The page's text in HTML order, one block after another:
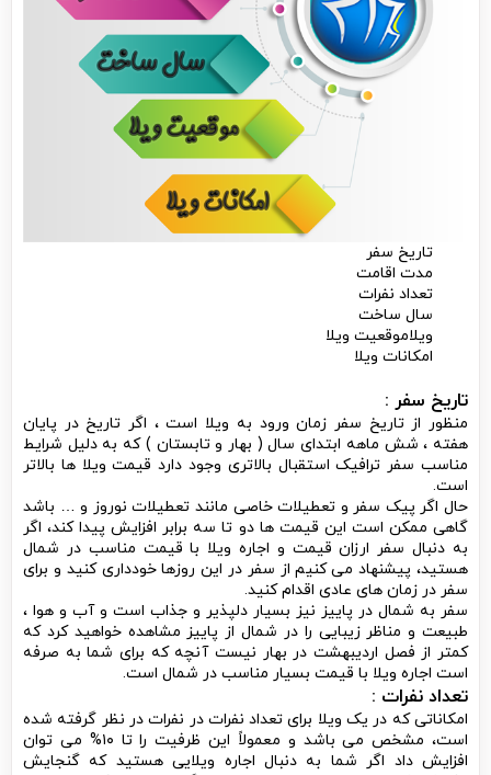
تاریخ سفر
مدت اقامت
تعداد نفرات
سال ساخت
ویلاموقعیت ویلا
امکانات ویلا
تاریخ سفر :
منظور از تاریخ سفر زمان ورود به ویلا است ، اگر تاریخ در پایان
هفته ، شش ماهه ابتدای سال ( بهار و تابستان ) که به دلیل شرایط
مناسب سفر ترافیک استقبال بالاتری وجود دارد قیمت ویلا ها بالاتر
است.
حال اگر پیک سفر و تعطیلات خاصی مانند تعطیلات نوروز و … باشد
گاهی ممکن است این قیمت ها دو تا سه برابر افزایش پیدا کند، اگر
به دنبال سفر ارزان قیمت و اجاره ویلا با قیمت مناسب در شمال
هستید، پیشنهاد می کنیم از سفر در این روزها خودداری کنید و برای
سفر در زمان های عادی اقدام کنید.
سفر به شمال در پاییز نیز بسیار دلپذیر و جذاب است و آب و هوا ،
طبیعت و مناظر زیبایی را در شمال از پاییز مشاهده خواهید کرد که
کمتر از فصل اردیبهشت در بهار نیست آنچه که برای شما به صرفه
است اجاره ویلا با قیمت بسیار مناسب در شمال است.
تعداد نفرات :
امکاناتی که در یک ویلا برای تعداد نفرات در نفرات در نظر گرفته شده
است، مشخص می باشد و معمولاً این ظرفیت را تا ۱۰% می توان
افزایش داد اگر شما به دنبال اجاره ویلایی هستید که گنجایش